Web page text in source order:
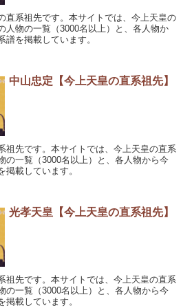
直系祖先です。本サイトでは、今上天皇の
人物の一覧（3000名以上）と、各人物か
譜を掲載しています。
中山忠定【今上天皇の直系祖先】
祖先です。本サイトでは、今上天皇の直系
の一覧（3000名以上）と、各人物から今
掲載しています。
光孝天皇【今上天皇の直系祖先】
祖先です。本サイトでは、今上天皇の直系
の一覧（3000名以上）と、各人物から今
掲載しています。